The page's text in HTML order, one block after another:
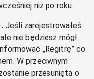
niż po roku.
Jeśli zarejestrowałeś
nie będziesz mógł
„Regitrę” co
W przeciwnym
przesunięta o